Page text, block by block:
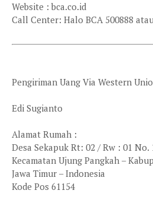
Website : bca.co.id
Call Center: Halo BCA 500888
Pengiriman Uang Via Western
Edi Sugianto
Alamat Rumah :
Desa Sekapuk Rt: 02 / Rw : 01 No.
Kecamatan Ujung Pangkah –
Jawa Timur – Indonesia
Kode Pos 61154